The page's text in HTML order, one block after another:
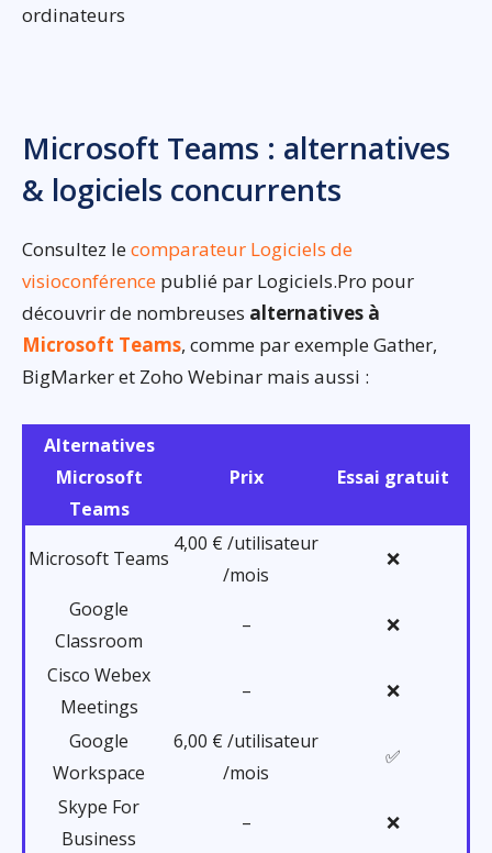
ordinateurs
Microsoft Teams : alternatives
& logiciels concurrents
Consultez lecomparateur Logiciels de
visioconférence publié par Logiciels.Pro pour
découvrir de nombreuses alternatives à
Microsoft Teams, comme par exemple Gather,
BigMarker et Zoho Webinar mais aussi :
Alternatives
Microsoft
Teams
Prix Essai gratuit
Microsoft Teams
4,00 € /utilisateur
/mois
❌
Google
Classroom
– ❌
Cisco Webex
Meetings
– ❌
Google
Workspace
6,00 € /utilisateur
/mois
✅
Skype For
Business
– ❌